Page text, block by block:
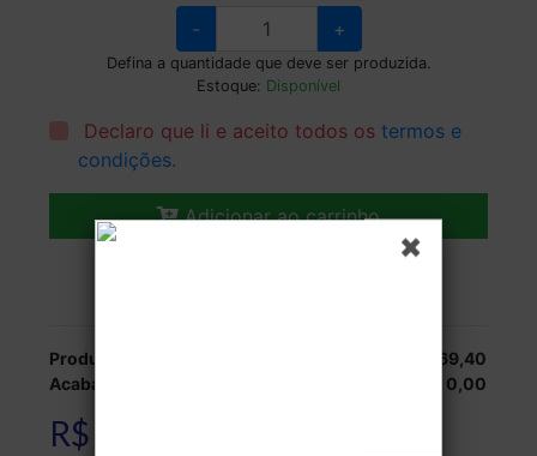
- +
Defina a quantidade que deve ser produzida.
Estoque: Disponível
Declaro que li e aceito todos ostermos e
condições.
Adicionar ao carrinho
Produção:
R$ 169,40
Acabamentos:
R$ 0,00
R$ 169,40